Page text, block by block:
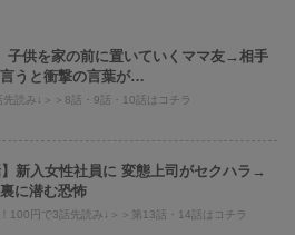
子供を家の前に置いていくママ友→相手
うと衝撃の言葉が…
読み↓＞＞8話・9話・10話はコチラ
】新入女性社員に 変態上司がセクハラ→
に潜む恐怖
100円で3話先読み↓＞＞第13話・14話はコチラ